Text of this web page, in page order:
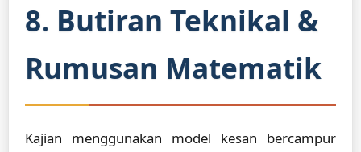
8. Butiran Teknikal &
Rumusan Matematik
Kajian menggunakan model kesan bercampur